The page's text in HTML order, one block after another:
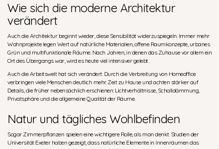
Wie sich die moderne Architektur
verändert
Auch die Architektur beginnt wieder, diese Sensibilität widerzuspiegeln. Immer mehr
Wohnprojekte legen Wert auf natürliche Materialien, offene Raumkonzepte, urbanes
Grün und multifunktionale Räume. Nach Jahren, in denen das Zuhause vor allem ein
Ort des Übergangs war, wird es heute viel intensiver gelebt.
Auch die Arbeitswelt hat sich verändert. Durch die Verbreitung von Homeoffice
verbringen viele Menschen deutlich mehr Zeit zu Hause und achten stärker auf
Details, die früher nebensächlich erschienen: Lichtverhältnisse, Schalldämmung,
Privatsphäre und die allgemeine Qualität der Räume.
Natur und tägliches Wohlbefinden
Sogar Zimmerpflanzen spielen eine wichtigere Rolle, als man denkt. Studien der
Universität Exeter haben gezeigt, dass natürliche Elemente in Innenräumen das